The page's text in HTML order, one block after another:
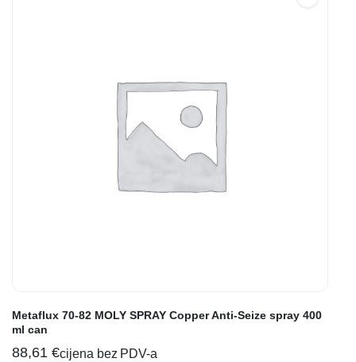
Metaflux 70-82 MOLY SPRAY Copper Anti-Seize spray 400
ml can
88,61 €cijena bez PDV-a